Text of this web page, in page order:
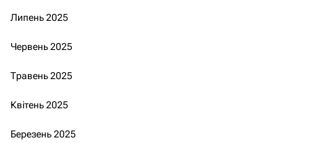
Липень 2025
Червень 2025
Травень 2025
Квітень 2025
Березень 2025